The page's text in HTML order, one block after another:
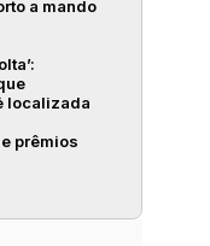
a mando
localizada
prêmios